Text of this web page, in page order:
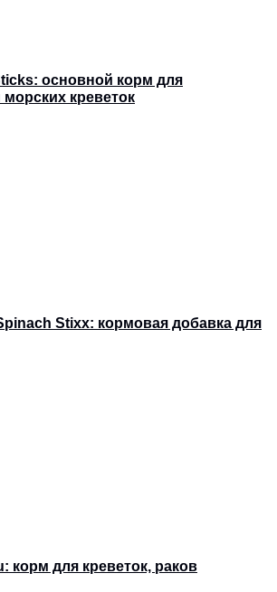
основной корм для
креветок
Stixx: кормовая добавка для
корм для креветок, раков